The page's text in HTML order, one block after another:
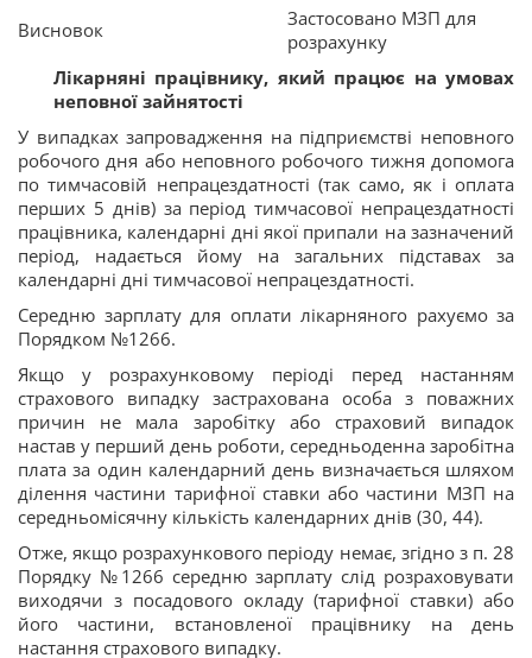
Висновок
Застосовано МЗП для
розрахунку
Лікарняні працівнику, який працює на умовах
неповної зайнятості
У випадках запровадження на підприємстві неповного
робочого дня або неповного робочого тижня допомога
по тимчасовій непрацездатності (так само, як і оплата
перших 5 днів) за період тимчасової непрацездатності
працівника, календарні дні якої припали на зазначений
період, надається йому на загальних підставах за
календарні дні тимчасової непрацездатності.
Середню зарплату для оплати лікарняного рахуємо за
Порядком №1266.
Якщо у розрахунковому періоді перед настанням
страхового випадку застрахована особа з поважних
причин не мала заробітку або страховий випадок
настав у перший день роботи, середньоденна заробітна
плата за один календарний день визначається шляхом
ділення частини тарифної ставки або частини МЗП на
середньомісячну кількість календарних днів (30, 44).
Отже, якщо розрахункового періоду немає, згідно з п. 28
Порядку №1266 середню зарплату слід розраховувати
виходячи з посадового окладу (тарифної ставки) або
його частини, встановленої працівнику на день
настання страхового випадку.